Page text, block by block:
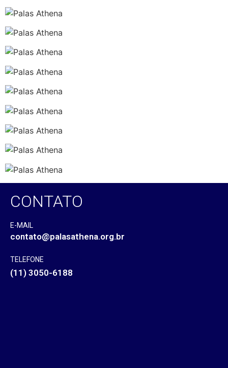
CONTATO
E-MAIL
contato@palasathena.org.br
TELEFONE
(11) 3050-6188